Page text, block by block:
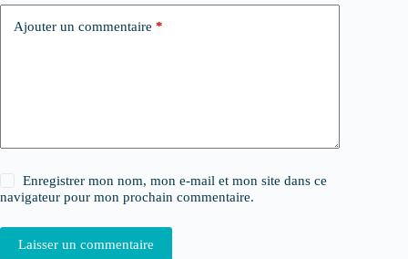
Ajouter un commentaire *
Enregistrer mon nom, mon e-mail et mon site dans ce
navigateur pour mon prochain commentaire.
Laisser un commentaire